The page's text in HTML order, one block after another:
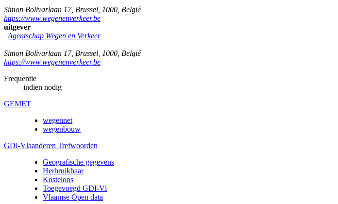
Simon Bolivarlaan 17, Brussel 1000 België
https://www.wegenenverkeer.be
uitgever
Agentschap Wegen en Verkeer
Simon Bolivarlaan 17, Brussel 1000 België
https://www.wegenenverkeer.be
Frequentie
indien nodig
GEMET
wegennet
wegenbouw
GDI-Vlaanderen Trefwoorden
Geografische gegevens
Herbruikbaar
Kosteloos
Toegevoegd GDI-Vl
Vlaamse Open data